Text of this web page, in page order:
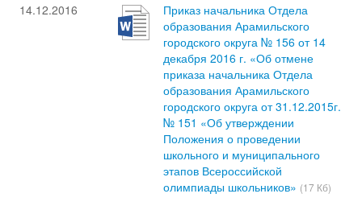
14.12.2016
Приказ начальника Отдела
образования Арамильского
городского округа № 156 от 14
декабря 2016 г. «Об отмене
приказа начальника Отдела
образования Арамильского
городского округа от 31.12.2015г.
№ 151 «Об утверждении
Положения о проведении
школьного и муниципального
этапов Всероссийской
олимпиады школьников» (17 Кб)